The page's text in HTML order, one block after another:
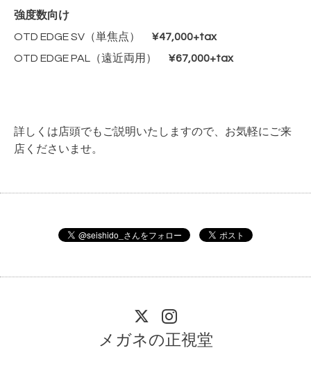
強度数向け
OTD EDGE SV（単焦点） ¥47,000+tax
OTD EDGE PAL（遠近両用） ¥67,000+tax
詳しくは店頭でもご説明いたしますので、お気軽にご来
店くださいませ。
メガネの正視堂